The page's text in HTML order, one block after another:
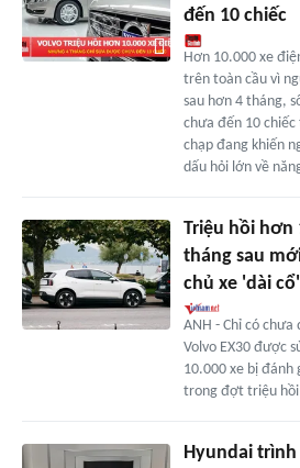
đến 10 chiếc
Hơn 10.000 xe
trên toàn cầu vì
sau hơn 4 tháng,
chưa đến 10
chạp đang khiến
dấu hỏi lớn về
Triệu hồi hơn
tháng sau
chủ xe 'dài cổ'
ANH - Chỉ có chưa
Volvo EX30 được
10.000 xe bị đánh
trong đợt triệu hồi
Hyundai